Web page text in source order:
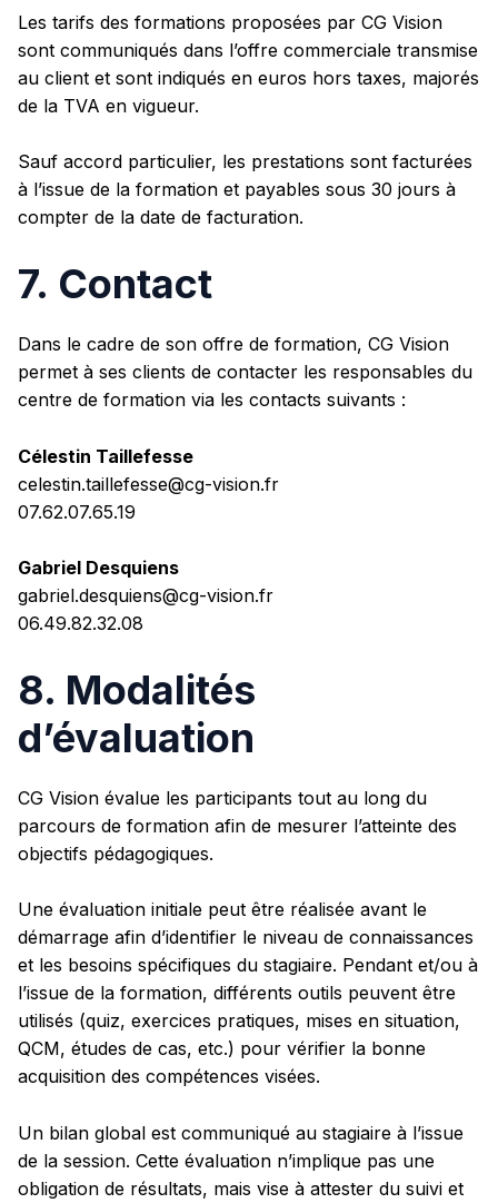
Les tarifs des formations proposées par CG Vision
sont communiqués dans l’offre commerciale transmise
au client et sont indiqués en euros hors taxes, majorés
de la TVA en vigueur.
Sauf accord particulier, les prestations sont facturées
à l’issue de la formation et payables sous 30 jours à
compter de la date de facturation.
7. Contact
Dans le cadre de son offre de formation, CG Vision
permet à ses clients de contacter les responsables du
centre de formation via les contacts suivants :
Célestin Taillefesse
celestin.taillefesse@cg-vision.fr
07.62.07.65.19
Gabriel Desquiens
gabriel.desquiens@cg-vision.fr
06.49.82.32.08
8. Modalités
d’évaluation
CG Vision évalue les participants tout au long du
parcours de formation afin de mesurer l’atteinte des
objectifs pédagogiques.
Une évaluation initiale peut être réalisée avant le
démarrage afin d’identifier le niveau de connaissances
et les besoins spécifiques du stagiaire. Pendant et/ou à
l’issue de la formation, différents outils peuvent être
utilisés (quiz, exercices pratiques, mises en situation,
QCM, études de cas, etc.) pour vérifier la bonne
acquisition des compétences visées.
Un bilan global est communiqué au stagiaire à l’issue
de la session. Cette évaluation n’implique pas une
obligation de résultats, mais vise à attester du suivi et